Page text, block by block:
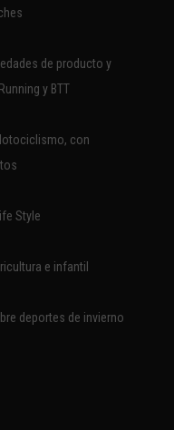
de producto y
y BTT
con
Style
e infantil
deportes de invierno